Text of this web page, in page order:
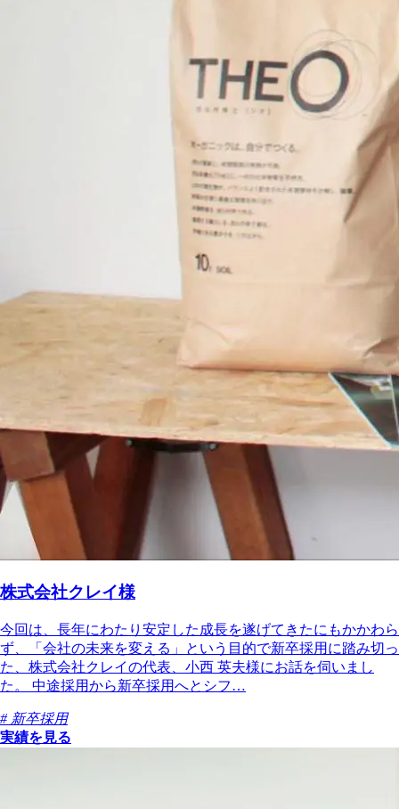
株式会社クレイ様
今回は、長年にわたり安定した成長を遂げてきたにもかかわら
ず、「会社の未来を変える」という目的で新卒採用に踏み切っ
た、株式会社クレイの代表、小西 英夫様にお話を伺いまし
た。 中途採用から新卒採用へとシフ…
# 新卒採用
実績を見る